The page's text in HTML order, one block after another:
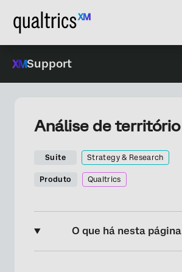
Support
Análise de território
Suite Strategy & Research
Produto Qualtrics
O que há nesta página